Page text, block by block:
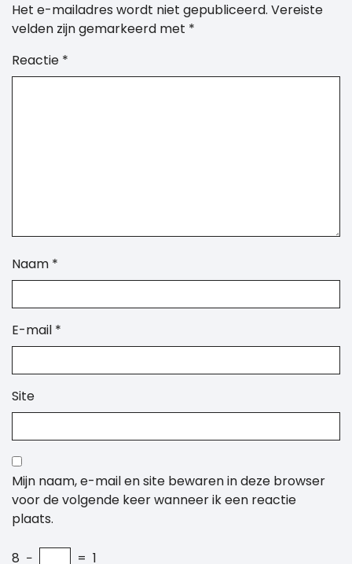
Het e-mailadres wordt niet gepubliceerd. Vereiste
velden zijn gemarkeerd met *
Reactie *
Naam *
E-mail *
Site
Mijn naam, e-mail en site bewaren in deze browser
voor de volgende keer wanneer ik een reactie
plaats.
8 − = 1